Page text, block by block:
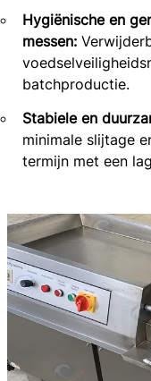
Hygiënische en
messen:
batchproductie.
Stabiele en
minimale slijtage
termijn met een